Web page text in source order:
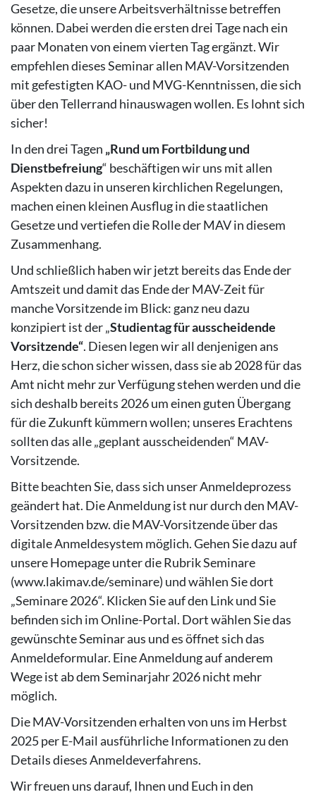
Gesetze, die unsere Arbeitsverhältnisse betreffen
können. Dabei werden die ersten drei Tage nach ein
paar Monaten von einem vierten Tag ergänzt. Wir
empfehlen dieses Seminar allen MAV-Vorsitzenden
mit gefestigten KAO- und MVG-Kenntnissen, die sich
über den Tellerrand hinauswagen wollen. Es lohnt sich
sicher!
In den drei Tagen „Rund um Fortbildung und
Dienstbefreiung“ beschäftigen wir uns mit allen
Aspekten dazu in unseren kirchlichen Regelungen,
machen einen kleinen Ausflug in die staatlichen
Gesetze und vertiefen die Rolle der MAV in diesem
Zusammenhang.
Und schließlich haben wir jetzt bereits das Ende der
Amtszeit und damit das Ende der MAV-Zeit für
manche Vorsitzende im Blick: ganz neu dazu
konzipiert ist der „Studientag für ausscheidende
Vorsitzende“. Diesen legen wir all denjenigen ans
Herz, die schon sicher wissen, dass sie ab 2028 für das
Amt nicht mehr zur Verfügung stehen werden und die
sich deshalb bereits 2026 um einen guten Übergang
für die Zukunft kümmern wollen; unseres Erachtens
sollten das alle „geplant ausscheidenden“ MAV-
Vorsitzende.
Bitte beachten Sie, dass sich unser Anmeldeprozess
geändert hat. Die Anmeldung ist nur durch den MAV-
Vorsitzenden bzw. die MAV-Vorsitzende über das
digitale Anmeldesystem möglich. Gehen Sie dazu auf
unsere Homepage unter die Rubrik Seminare
(www.lakimav.de/seminare) und wählen Sie dort
„Seminare 2026“. Klicken Sie auf den Link und Sie
befinden sich im Online-Portal. Dort wählen Sie das
gewünschte Seminar aus und es öffnet sich das
Anmeldeformular. Eine Anmeldung auf anderem
Wege ist ab dem Seminarjahr 2026 nicht mehr
möglich.
Die MAV-Vorsitzenden erhalten von uns im Herbst
2025 per E-Mail ausführliche Informationen zu den
Details dieses Anmeldeverfahrens.
Wir freuen uns darauf, Ihnen und Euch in den